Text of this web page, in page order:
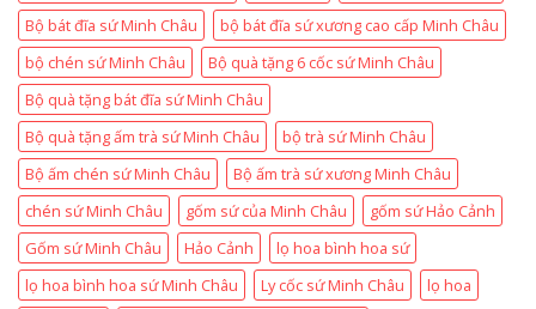
Bộ bát đĩa sứ Minh Châu
bộ bát đĩa sứ xương cao cấp Minh Châu
bộ chén sứ Minh Châu
Bộ quà tặng 6 cốc sứ Minh Châu
Bộ quà tặng bát đĩa sứ Minh Châu
Bộ quà tặng ấm trà sứ Minh Châu
bộ trà sứ Minh Châu
Bộ ấm chén sứ Minh Châu
Bộ ấm trà sứ xương Minh Châu
chén sứ Minh Châu
gốm sứ của Minh Châu
gốm sứ Hảo Cảnh
Gốm sứ Minh Châu
Hảo Cảnh
lọ hoa bình hoa sứ
lọ hoa bình hoa sứ Minh Châu
Ly cốc sứ Minh Châu
lọ hoa